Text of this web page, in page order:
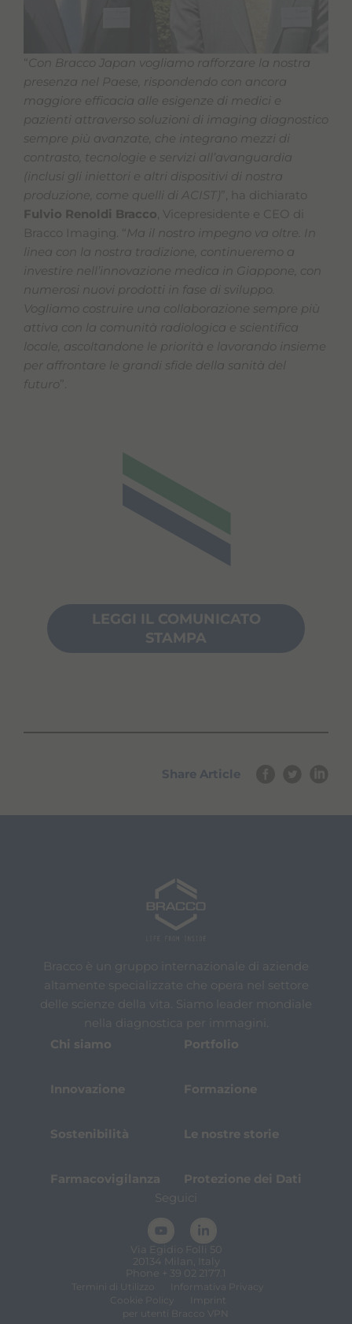
“ Con Bracco Japan vogliamo rafforzare la nostra
presenza nel Paese, rispondendo con ancora
maggiore efficacia alle esigenze di medici e
pazienti attraverso soluzioni di imaging diagnostico
sempre più avanzate, che integrano mezzi di
contrasto, tecnologie e servizi all’avanguardia
(inclusi gli iniettori e altri dispositivi di nostra
produzione, come quelli di ACIST) ”, ha dichiarato
Fulvio Renoldi Bracco , Vicepresidente e CEO di
Bracco Imaging. “ Ma il nostro impegno va oltre. In
linea con la nostra tradizione, continueremo a
investire nell’innovazione medica in Giappone, con
numerosi nuovi prodotti in fase di sviluppo.
Vogliamo costruire una collaborazione sempre più
attiva con la comunità radiologica e scientifica
locale, ascoltandone le priorità e lavorando insieme
per affrontare le grandi sfide della sanità del
futuro”.
LEGGI IL COMUNICATO
STAMPA
Share Article
Bracco è un gruppo internazionale di aziende
altamente specializzate che opera nel settore
delle scienze della vita. Siamo leader mondiale
nella diagnostica per immagini.
Chi siamo
Portfolio
Innovazione Formazione
Sostenibilità Le nostre storie
Farmacovigilanza
Protezione dei Dati
Seguici
Via Egidio Folli 50
20134 Milan, Italy
Phone + 39 02 2177.1
Termini di Utilizzo
Informativa Privacy
Cookie Policy
Imprint
per utenti Bracco VPN